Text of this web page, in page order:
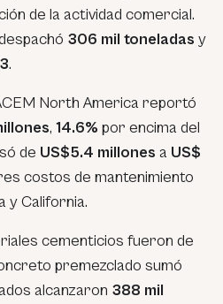
de la actividad comercial.
306 mil toneladas y
.
North America reportó
, 14.6% por encima del
de US$5.4 millones a US$
costos de mantenimiento
y California.
cementicios fueron de
premezclado sumó
alcanzaron 388 mil